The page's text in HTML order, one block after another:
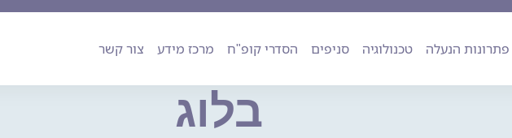
פתרונות הנעלה טכנולוגיה סניפים הסדרי קופ"ח מרכז מידע צור קשר אודות פתרונות הנעלה טכנולוגיה סניפים הסדרי קופ"ח מרכז מידע צור קשר
בלוג